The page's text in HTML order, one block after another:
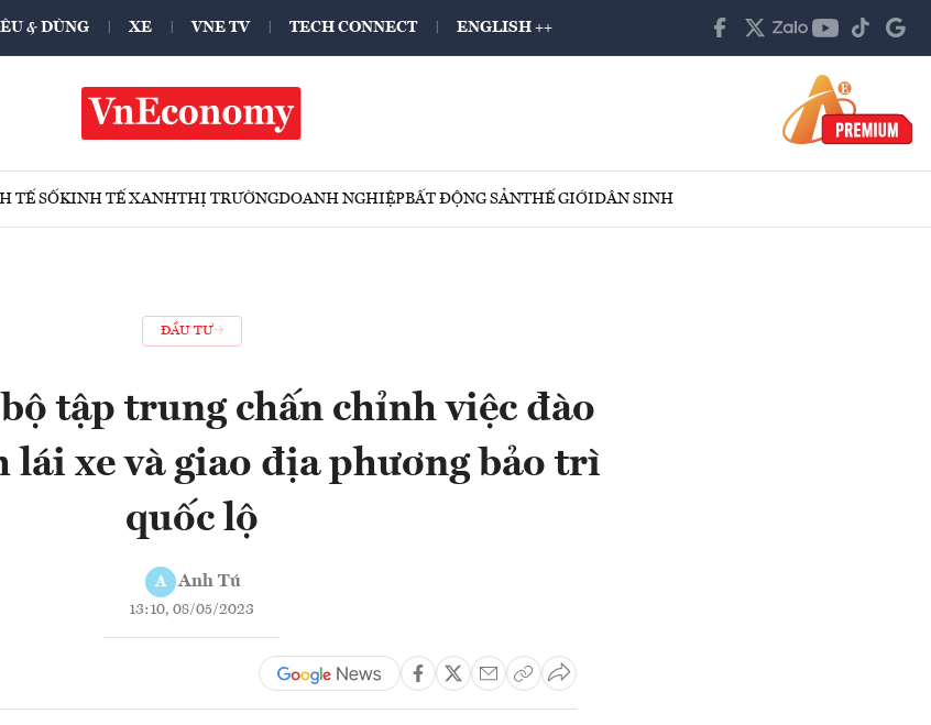
& DÙNG XE VNE TV TECH CONNECT ENGLISH ++
TẾ SỐKINH TẾ XANHTHỊ TRƯỜNGDOANH NGHIỆPBẤT ĐỘNG SẢNTHẾ GIỚIDÂN SINH
ĐẦU TƯ
tập trung chấn chỉnh việc đào
lái xe và giao địa phương bảo trì
quốc lộ
A Anh Tú
13:10, 08/05/2023